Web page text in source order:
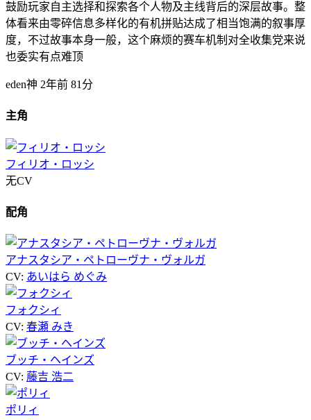
鼓励玩家自主选择和探索各个人物及主线背后的深层故事。整
体看来由零碎信息多样化的有机拼贴达成了相当饱满的叙事厚
度，不过故事本身一般，这个麻烦的赛车机制对全收集党来说
也委实有点难顶
eden神 2年前 81分
主角
フィリオ・ロッシ
无CV
配角
アナスタシア・ペトローヴナ・ヴォルガ
CV: あいはら めぐみ
フォクシィ
CV: 春瀬 みき
ブッチ・ヘインズ
CV: 藤吉 浩二
ポリィ